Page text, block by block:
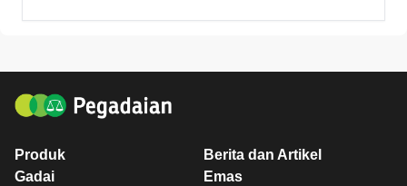
Produk
Gadai
Berita dan Artikel
Emas